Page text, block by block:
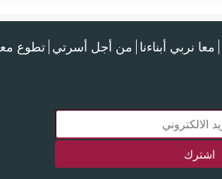
معا نربي أبناءنا من أجل أسرتي تطوع